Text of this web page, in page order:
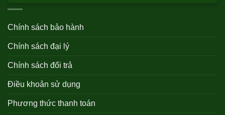
Chính sách bảo hành
Chính sách đại lý
Chính sách đổi trả
Điều khoản sử dụng
Phương thức thanh toán